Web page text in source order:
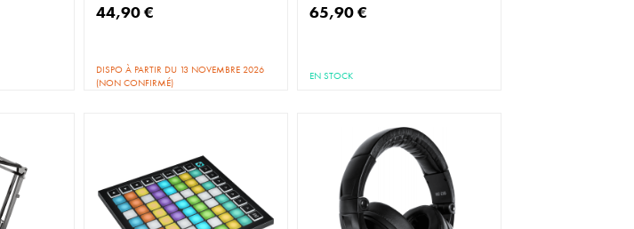
44,90 €
DISPO À PARTIR DU 13 NOVEMBRE 2026
(NON CONFIRMÉ)
65,90 €
EN STOCK